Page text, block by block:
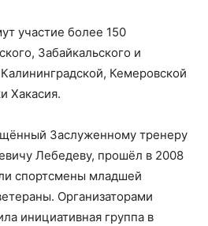
участие более 150
Забайкальского и
Кемеровской
Хакасия.
Заслуженному тренеру
Лебедеву, прошёл в 2008
спортсмены младшей
Организаторами
инициативная группа в